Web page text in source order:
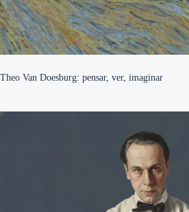
Theo Van Doesburg: pensar, ver, imaginar